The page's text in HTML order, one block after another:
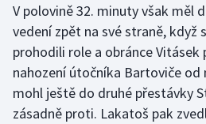
V polovině 32. minuty však měl
vedení zpět na své straně, když
prohodili role a obránce Vitásek
nahození útočníka Bartoviče od
mohl ještě do druhé přestávky
zásadně proti. Lakatoš pak